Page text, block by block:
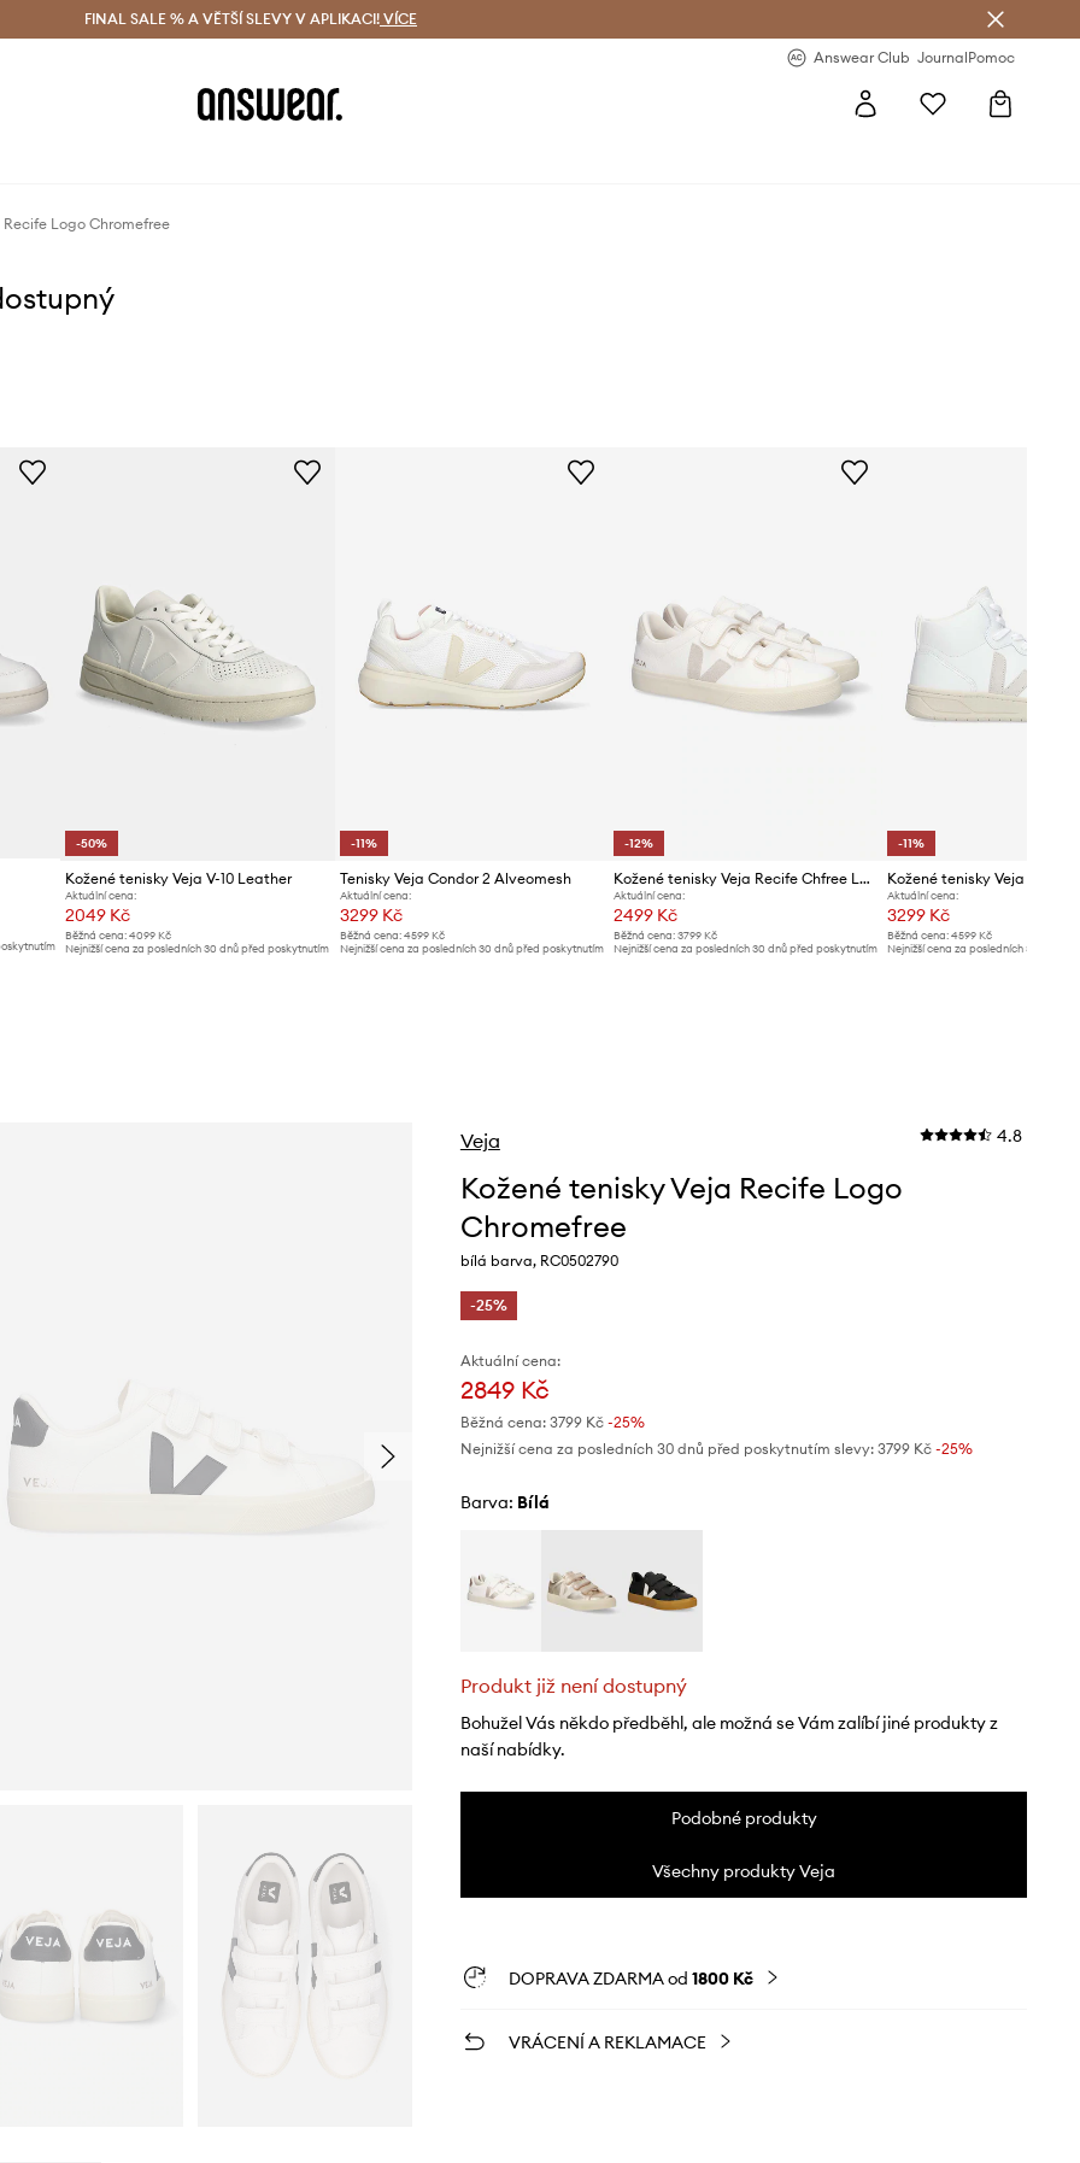
zdarma (od 1800 Kč) Doručení i do 24 h
FINAL SALE % A VĚTŠÍ SLEVY V APLIKACI! VÍCE
Answear Club JournalPomoc
Logo Chromefree
-50%
Kožené tenisky Veja V-10 Leather
Aktuální cena:
2049 Kč
Běžná cena: 4099 Kč
Nejnižší cena za posledních 30 dnů před poskytnutím
-11%
Tenisky Veja Condor 2 Alveomesh
Aktuální cena:
3299 Kč
Běžná cena: 4599 Kč
Nejnižší cena za posledních 30 dnů před poskytnutím
-12%
Kožené tenisky Veja Recife Chfree Logo Chromefree
Aktuální cena:
2499 Kč
Běžná cena:3799 Kč
Nejnižší cena za posledních 30 dnů před poskytnutím
-11%
Kožené tenisky Veja V-15
Aktuální cena:
3299 Kč
Běžná cena: 4599 Kč
Nejnižší cena za posledních 30 dnů
Veja 4.8
Kožené tenisky Veja Recife Logo
Chromefree
bílá barva, RC0502790
-25%
Aktuální cena:
2849 Kč
Běžná cena: 3799 Kč-25%
Nejnižší cena za posledních 30 dnů před poskytnutím slevy: 3799 Kč -25%
Barva: bílá
Produkt již není dostupný
Bohužel Vás někdo předběhl, ale možná se Vám zalíbí jiné produkty z
naší nabídky.
Podobné produkty
Všechny produkty Veja
DOPRAVA ZDARMA od 1800 Kč
VRÁCENÍ A REKLAMACE